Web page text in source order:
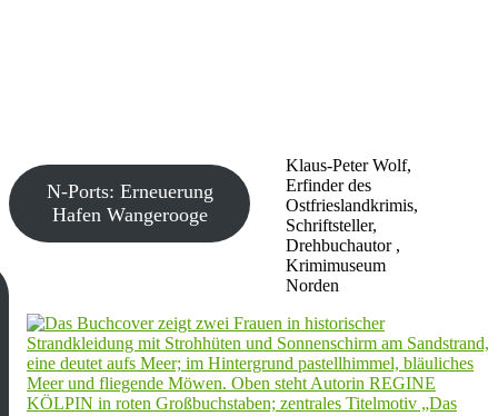
Klaus-Peter Wolf,
Erfinder des
Ostfrieslandkrimis,
Schriftsteller,
Drehbuchautor ,
Krimimuseum
Norden
N-Ports: Erneuerung
Hafen Wangerooge